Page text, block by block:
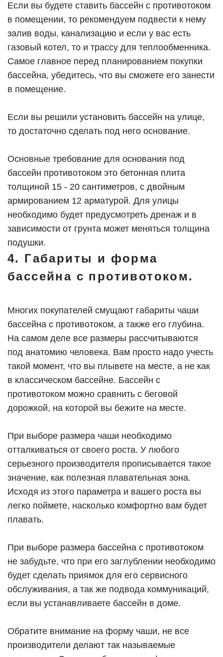
Если вы будете ставить бассейн с противотоком
в помещении, то рекомендуем подвести к нему
залив воды, канализацию и если у вас есть
газовый котел, то и трассу для теплообменника.
Самое главное перед планированием покупки
бассейна, убедитесь, что вы сможете его занести
в помещение.
Если вы решили установить бассейн на улице,
то достаточно сделать под него основание.
Основные требование для основания под
бассейн противотоком это бетонная плита
толщиной 15 - 20 сантиметров, с двойным
армированием 12 арматурой. Для улицы
необходимо будет предусмотреть дренаж и в
зависимости от грунта может меняться толщина
подушки.
4. Габариты и форма
бассейна с противотоком.
Многих покупателей смущают габариты чаши
бассейна с противотоком, а также его глубина.
На самом деле все размеры рассчитываются
под анатомию человека. Вам просто надо учесть
такой момент, что вы плывете на месте, а не как
в классическом бассейне. Бассейн с
противотоком можно сравнить с беговой
дорожкой, на которой вы бежите на месте.
При выборе размера чаши необходимо
отталкиваться от своего роста. У любого
серьезного производителя прописывается такое
значение, как полезная плавательная зона.
Исходя из этого параметра и вашего роста вы
легко поймете, насколько комфортно вам будет
плавать.
При выборе размера бассейна с противотоком
не забудьте, что при его заглублении необходимо
будет сделать приямок для его сервисного
обслуживания, а так же подвода коммуникаций,
если вы устанавливаете бассейн в доме.
Обратите внимание на форму чаши, не все
производители делают так называемые